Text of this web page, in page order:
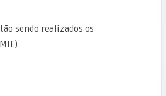
sendo realizados os